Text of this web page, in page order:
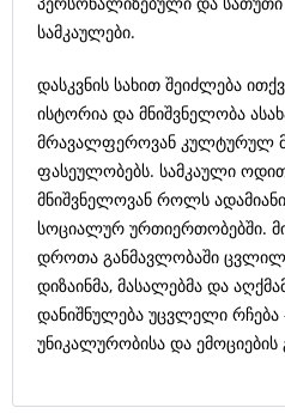
სამკაულები.
დასკვნის სახით შეიძლება
ისტორია და მნიშვნელობა
მრავალფეროვან კულტურულ
ფასეულობებს. სამკაული
მნიშვნელოვან როლს
სოციალურ ურთიერთობებში.
დროთა განმავლობაში
დიზაინმა, მასალებმა და
დანიშნულება უცვლელი რჩება
უნიკალურობისა და ემოციების